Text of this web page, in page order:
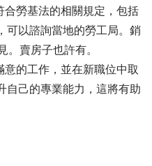
勞基法的相關規定，包括
可以諮詢當地的勞工局。銷
。賣房子也許有。
的工作，並在新職位中取
自己的專業能力，這將有助